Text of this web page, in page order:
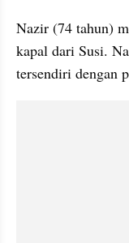
Nazir (74 tahun)
kapal dari Susi.
tersendiri dengan